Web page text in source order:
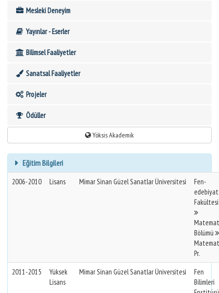
Mesleki Deneyim
Yayınlar - Eserler
Bilimsel Faaliyetler
Sanatsal Faaliyetler
Projeler
Ödüller
Yöksis Akademik
Eğitim Bilgileri
2006-2010 Lisans Mimar Sinan Güzel Sanatlar Üniversitesi
Fen-
edebiyat
Fakültesi
Bölümü
Pr.
2011-2015
Yüksek
Lisans
Mimar Sinan Güzel Sanatlar Üniversitesi
Fen
Bilimleri